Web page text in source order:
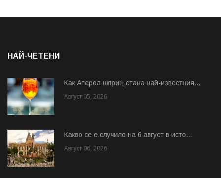
НАЙ-ЧЕТЕНИ
Как Аперол шприц стана най-известния...
Август 05, 2026
Какво се е случило на 6 август в исто...
Август 06, 2026